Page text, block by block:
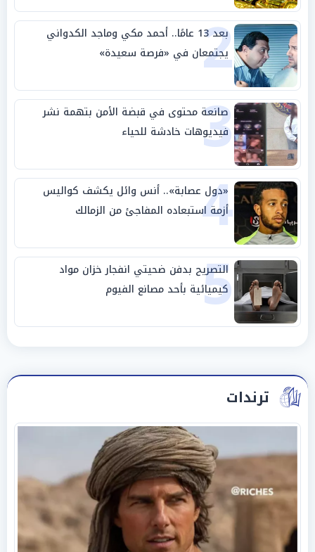
2 بعد 13 عامًا.. أحمد مكي وماجد الكدواني
يجتمعان في «فرصة سعيدة»
3
صانعة محتوى في قبضة الأمن بتهمة نشر
فيديوهات خادشة للحياء
4
«دول عصابة».. أنس وائل يكشف كواليس
أزمة استبعاده المفاجئ من الزمالك
5
التصريح بدفن ضحيتي انفجار خزان مواد
كيميائية بأحد مصانع الفيوم
ترندات